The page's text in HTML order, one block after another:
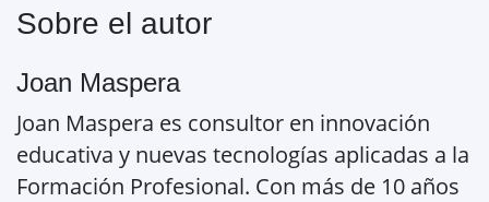
Sobre el autor
Joan Maspera
Joan Maspera es consultor en innovación
educativa y nuevas tecnologías aplicadas a la
Formación Profesional. Con más de 10 años